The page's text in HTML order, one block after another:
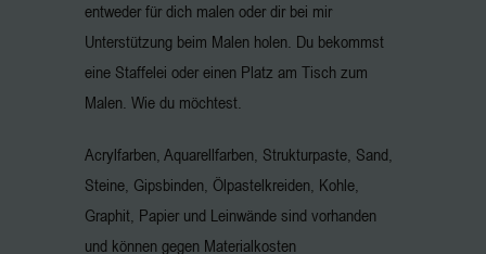
entweder für dich malen oder dir bei mir
Unterstützung beim Malen holen. Du bekommst
eine Staffelei oder einen Platz am Tisch zum
Malen. Wie du möchtest.
Acrylfarben, Aquarellfarben, Strukturpaste, Sand,
Steine, Gipsbinden, Ölpastelkreiden, Kohle,
Graphit, Papier und Leinwände sind vorhanden
und können gegen Materialkosten